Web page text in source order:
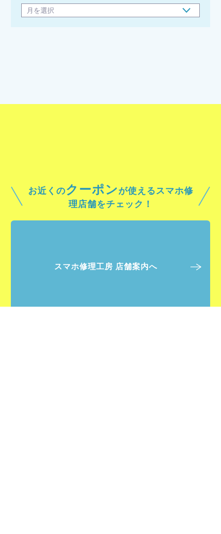
お近くのクーポン が使えるスマホ修
理店舗をチェック！
スマホ修理工房 店舗案内へ